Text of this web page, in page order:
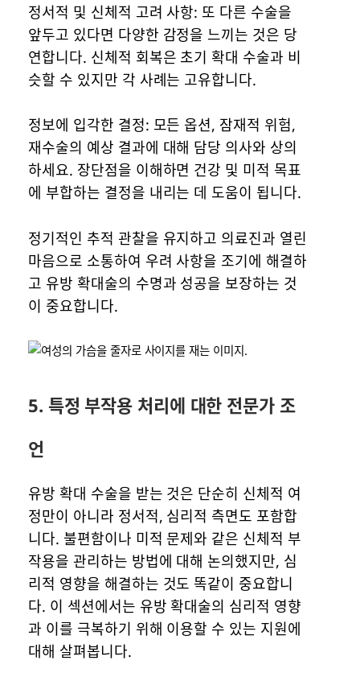
정서적 및 신체적 고려 사항: 또 다른 수술을
앞두고 있다면 다양한 감정을 느끼는 것은 당
연합니다. 신체적 회복은 초기 확대 수술과 비
슷할 수 있지만 각 사례는 고유합니다.
정보에 입각한 결정: 모든 옵션, 잠재적 위험,
재수술의 예상 결과에 대해 담당 의사와 상의
하세요. 장단점을 이해하면 건강 및 미적 목표
에 부합하는 결정을 내리는 데 도움이 됩니다.
정기적인 추적 관찰을 유지하고 의료진과 열린
마음으로 소통하여 우려 사항을 조기에 해결하
고 유방 확대술의 수명과 성공을 보장하는 것
이 중요합니다.
5. 특정 부작용 처리에 대한 전문가 조
언
유방 확대 수술을 받는 것은 단순히 신체적 여
정만이 아니라 정서적, 심리적 측면도 포함합
니다. 불편함이나 미적 문제와 같은 신체적 부
작용을 관리하는 방법에 대해 논의했지만, 심
리적 영향을 해결하는 것도 똑같이 중요합니
다. 이 섹션에서는 유방 확대술의 심리적 영향
과 이를 극복하기 위해 이용할 수 있는 지원에
대해 살펴봅니다.